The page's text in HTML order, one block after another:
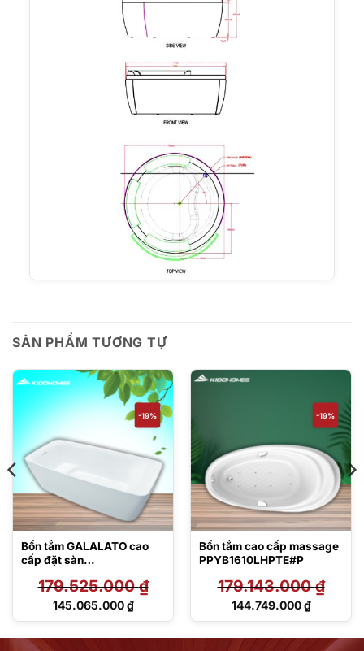
SẢN PHẨM TƯƠNG TỰ
-19%
Bồn tắm GALALATO cao
cấp đặt sàn
TVBF412
179.525.000₫
Giá
145.065.000₫
Giá
-19%
Bồn tắm cao cấp massage
PPYB1610LHPTE#P
179.143.000₫
Giá
179.143.000 ₫.
144.749.000₫
Giá